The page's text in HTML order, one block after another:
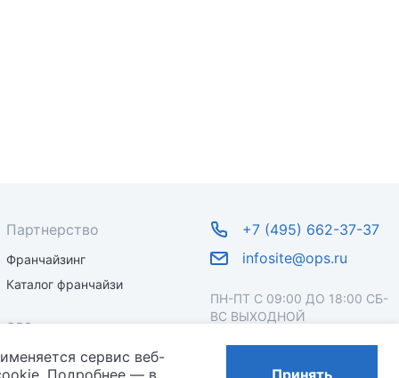
+7 (495) 662-37-37
infosite@ops.ru
ПН-ПТ С 09:00 ДО 18:00 СБ-
ВС ВЫХОДНОЙ
Партнерство
Франчайзинг
Каталог франчайзи
OPS
О бренде
сервис веб-
Подробнее — в
Принять